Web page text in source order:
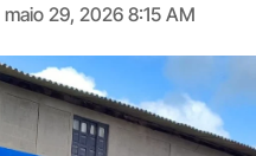
maio 29, 2026 8:15 AM